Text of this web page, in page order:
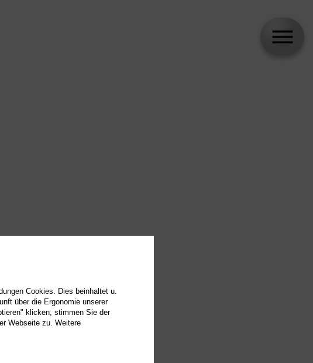
Cookies. Dies beinhaltet u.
über die Ergonomie unserer
klicken, stimmen Sie der
Webseite zu. Weitere